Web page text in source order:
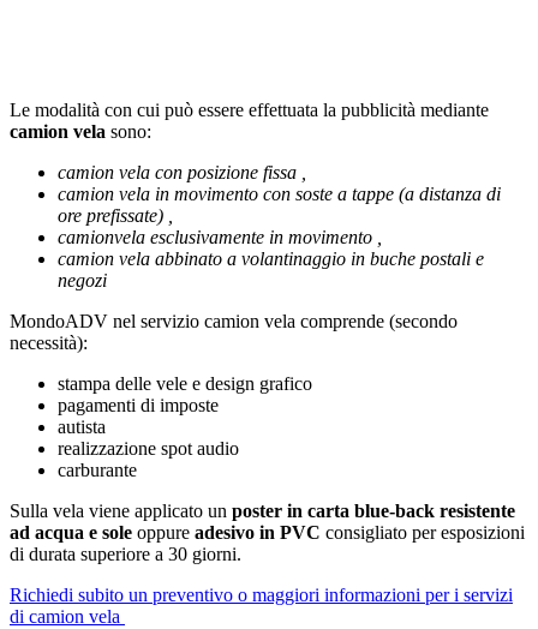
Le modalità con cui può essere effettuata la pubblicità mediante
camion vela sono:
camion vela con posizione fissa ,
camion vela in movimento con soste a tappe (a distanza di
ore prefissate) ,
camionvela esclusivamente in movimento ,
camion vela abbinato a volantinaggio in buche postali e
negozi
MondoADV nel servizio camion vela comprende (secondo
necessità):
stampa delle vele e design grafico
pagamenti di imposte
autista
realizzazione spot audio
carburante
Sulla vela viene applicato un poster in carta blue-back resistente
ad acqua e sole oppure adesivo in PVC consigliato per esposizioni
di durata superiore a 30 giorni.
Richiedi subito un preventivo o maggiori informazioni per i servizi
di camion vela